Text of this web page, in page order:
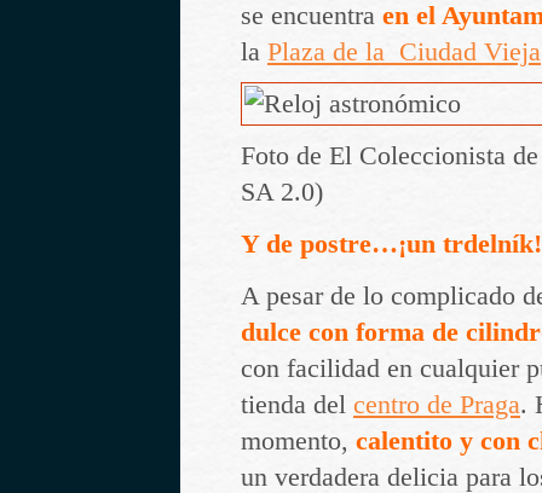
se encuentra en el
la Plaza de la Ciudad Vieja
Foto de El Coleccionista
SA 2.0)
Y de postre…¡un trdelník!
A pesar de lo complicado
dulce con forma de
con facilidad en cualquier
tienda del centro de Praga.
momento, calentito y con
un verdadera delicia para